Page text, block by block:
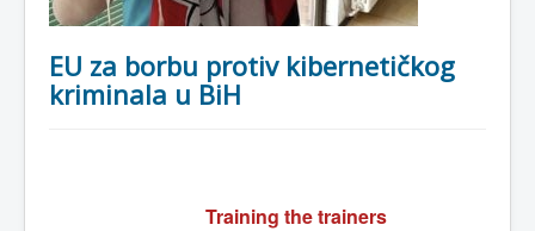
EU za borbu protiv kibernetičkog
kriminala u BiH
Training the trainers